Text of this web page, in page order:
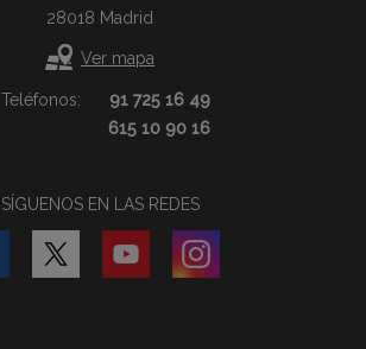
28018 Madrid
Ver mapa
Teléfonos:
91 725 16 49
615 10 90 16
SÍGUENOS EN LAS REDES